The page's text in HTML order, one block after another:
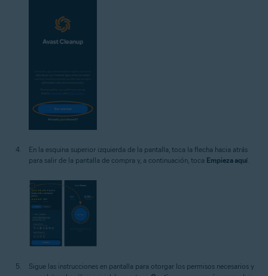
En la esquina superior izquierda de la pantalla, toca la flecha hacia atrás
para salir de la pantalla de compra y, a continuación, toca Empieza aquí.
Sigue las instrucciones en pantalla para otorgar los permisos necesarios y